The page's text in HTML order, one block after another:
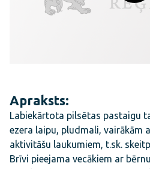
Apraksts:
Labiekārtota pilsētas pastaigu
ezera laipu, pludmali, vairākām
aktivitāšu laukumiem, t.sk.
Brīvi pieejama vecākiem ar